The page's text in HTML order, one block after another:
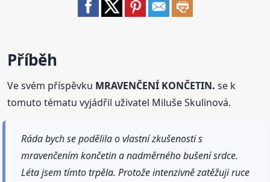
Příběh
Ve svém příspěvku MRAVENČENÍ KONČETIN. se k
tomuto tématu vyjádřil uživatel Miluše Skulinová.
Ráda bych se podělila o vlastní zkušenosti s
mravenčením končetin a nadměrného bušení srdce.
Léta jsem tímto trpěla. Protože intenzivně zatěžuji ruce